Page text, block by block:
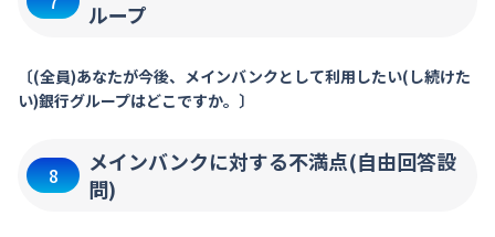
ループ
〔(全員)あなたが今後、メインバンクとして利用したい(し続けた
い)銀行グループはどこですか。〕
8
メインバンクに対する不満点(自由回答設
問)